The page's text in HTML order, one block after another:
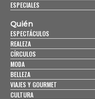
ESPECIALES
Quién
ESPECTÁCULOS
REALEZA
CÍRCULOS
MODA
BELLEZA
VIAJES Y GOURMET
CULTURA